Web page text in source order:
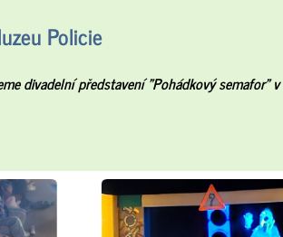
Policie
divadelní představení "Pohádkový semafor"